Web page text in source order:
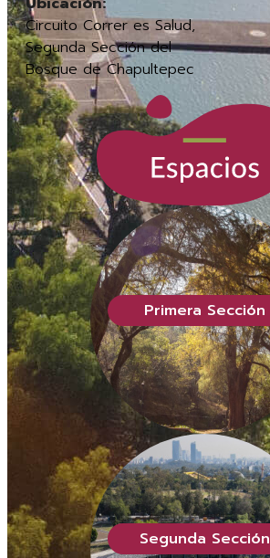
Circuito Correr es Salud,
Segunda Sección del
Bosque de Chapultepec
Primera Sección
Segunda Sección